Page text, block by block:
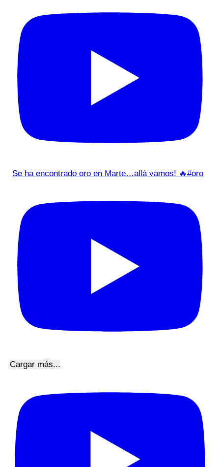
Se ha encontrado oro en Marte…allá vamos! 🔥#oro
Cargar más...